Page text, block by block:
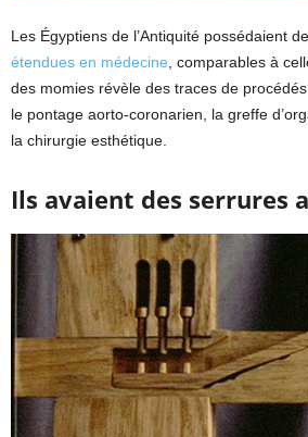
Les Égyptiens de l’Antiquité possédaient
étendues en médecine, comparables à
des momies révèle des traces de
le pontage aorto-coronarien, la greffe
la chirurgie esthétique.
Ils avaient des serrures